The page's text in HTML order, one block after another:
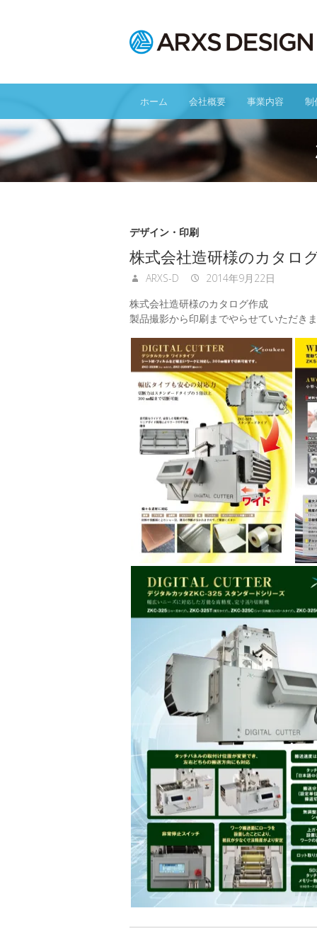
ホーム 会社概要 事業内容 制
デザイン・印刷
株式会社造研様のカタロ
ARXS-D
2014年9月22日
株式会社造研様のカタログ作成
製品撮影から印刷までやらせていただき